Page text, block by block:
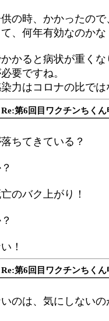
の時、かかったの
、何年有効なのかな
かると病状が重く
要ですね。
力はコロナの比で
第6回目ワクチンちくん
ちてきている？
のバク上がり！
！
第6回目ワクチンちくん
のは、気にしない